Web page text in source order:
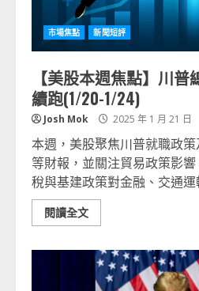
市場焦點 新聞短評
【美股本週焦點】川
續跑(1/20-1/24)
Josh Mok 2025 年 1 月 21 日
本週，美股聚焦川普就職政
等財報，並關注貿易政策影
稅與基建政策對金融、交通
閱讀全文